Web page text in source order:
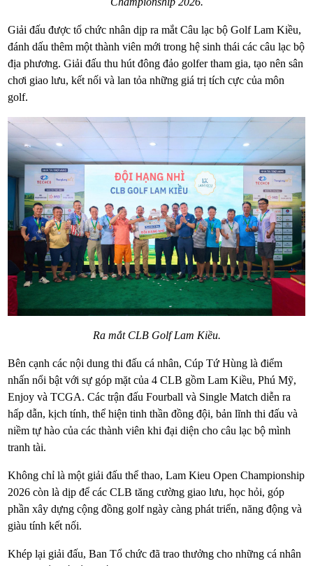
Giải đấu được tổ chức nhân dịp ra mắt Câu lạc bộ Golf Lam Kiều,
đánh dấu thêm một thành viên mới trong hệ sinh thái các câu lạc bộ
địa phương. Giải đấu thu hút đông đảo golfer tham gia, tạo nên sân
chơi giao lưu, kết nối và lan tỏa những giá trị tích cực của môn
golf.
Ra mắt CLB Golf Lam Kiều.
Bên cạnh các nội dung thi đấu cá nhân, Cúp Tứ Hùng là điểm
nhấn nổi bật với sự góp mặt của 4 CLB gồm Lam Kiều, Phú Mỹ,
Enjoy và TCGA. Các trận đấu Fourball và Single Match diễn ra
hấp dẫn, kịch tính, thể hiện tinh thần đồng đội, bản lĩnh thi đấu và
niềm tự hào của các thành viên khi đại diện cho câu lạc bộ mình
tranh tài.
Không chỉ là một giải đấu thể thao, Lam Kieu Open Championship
2026 còn là dịp để các CLB tăng cường giao lưu, học hỏi, góp
phần xây dựng cộng đồng golf ngày càng phát triển, năng động và
giàu tính kết nối.
Khép lại giải đấu, Ban Tổ chức đã trao thưởng cho những cá nhân